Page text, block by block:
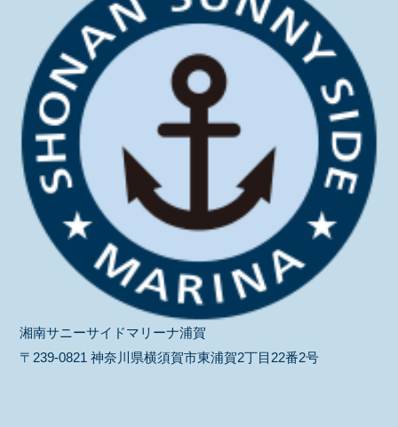
湘南サニーサイドマリーナ浦賀
〒239-0821 神奈川県横須賀市東浦賀2丁目22番2号